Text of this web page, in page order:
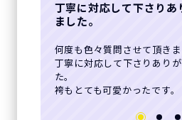
丁寧に対応して下さりあ
ました。
何度も色々質問させて頂きま
丁寧に対応して下さりあり
た。
袴もとても可愛かったです。